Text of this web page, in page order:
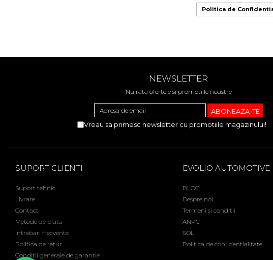
Politica de
NEWSLETTER
Nu rata ofertele si promotiile noastre
Vreau sa primesc newsletter cu promotiile magazinului!
SUPORT CLIENTI
Suport tehnic
Livrare
Contact
Metode de plata
Intrebari frecvente
Politica de retur
Conditii generale de garantie
EVOLIO AUTOMOTIVE
BLOG
Despre noi
Termeni si conditii
ANPC
SOL
Politica de confidentialitate